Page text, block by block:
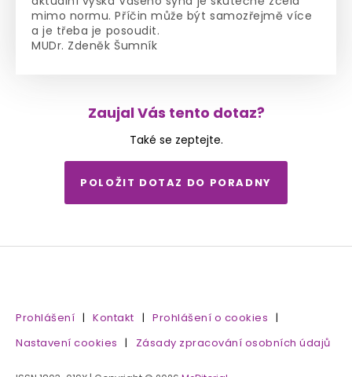
mimo normu. Příčin může být samozřejmě více
a je třeba je posoudit.
MUDr. Zdeněk Šumník
Zaujal Vás tento dotaz?
Také se zeptejte.
POLOŽIT DOTAZ DO PORADNY
Prohlášení | Kontakt | Prohlášení o cookies |
Nastavení cookies | Zásady zpracování osobních údajů